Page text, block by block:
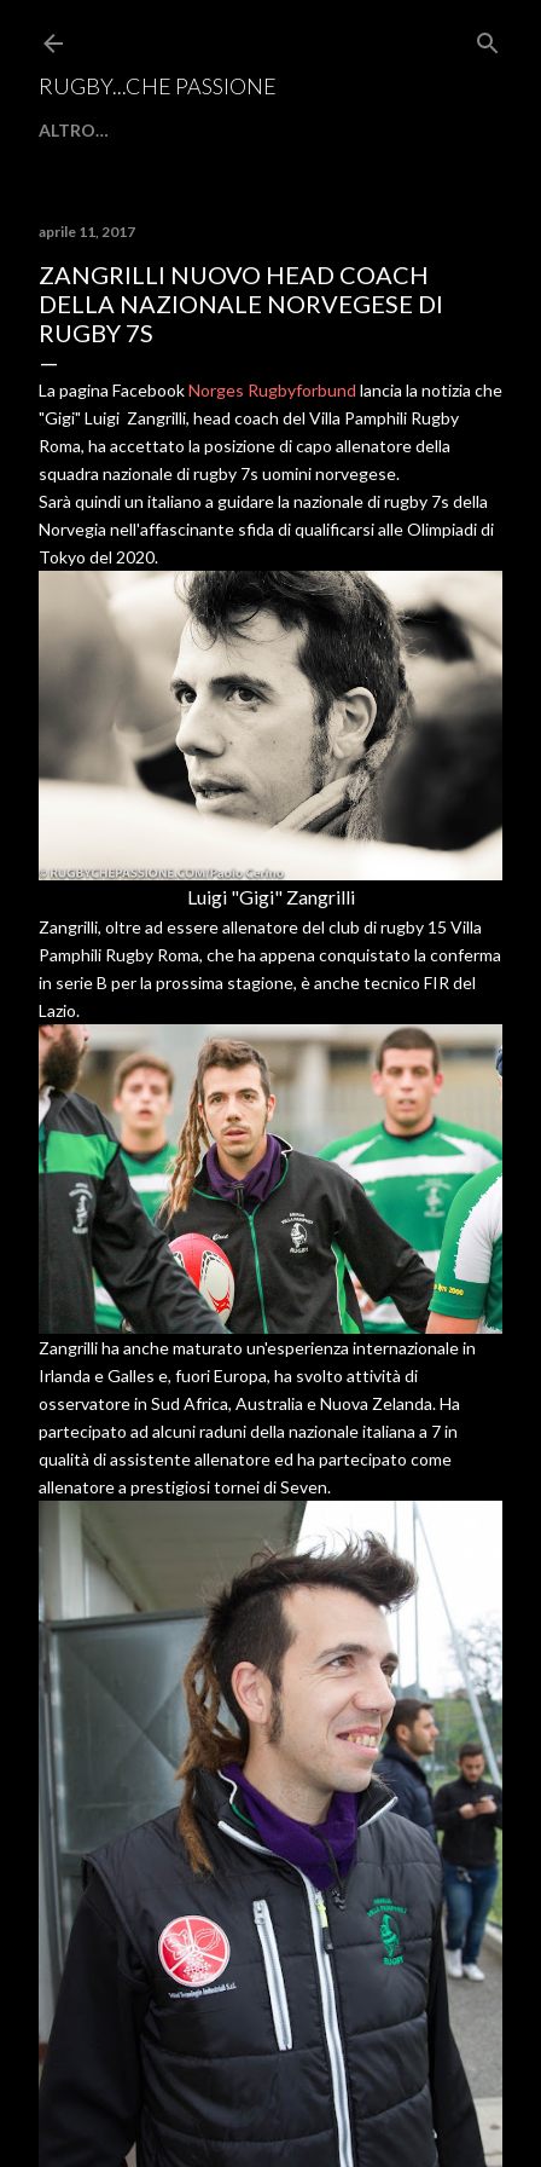
RUGBY...CHE PASSIONE
ALTRO…
aprile 11, 2017
ZANGRILLI NUOVO HEAD COACH
DELLA NAZIONALE NORVEGESE DI
RUGBY 7S
La pagina FacebookNorges Rugbyforbund lancia la notizia che
"Gigi" Luigi Zangrilli, head coach del Villa Pamphili Rugby
Roma, ha accettato la posizione di capo allenatore della
squadra nazionale di rugby 7s uomini norvegese.
Sarà quindi un italiano a guidare la nazionale di rugby 7s della
Norvegia nell'affascinante sfida di qualificarsi alle Olimpiadi di
Tokyo del 2020.
Luigi "Gigi" Zangrilli
Zangrilli, oltre ad essere allenatore del club di rugby 15 Villa
Pamphili Rugby Roma, che ha appena conquistato la conferma
in serie B per la prossima stagione, è anche tecnico FIR del
Lazio.
Zangrilli ha anche maturato un'esperienza internazionale in
Irlanda e Galles e, fuori Europa, ha svolto attività di
osservatore in Sud Africa, Australia e Nuova Zelanda. Ha
partecipato ad alcuni raduni della nazionale italiana a 7 in
qualità di assistente allenatore ed ha partecipato come
allenatore a prestigiosi tornei di Seven.